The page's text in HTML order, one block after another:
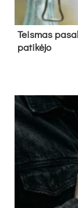
Teis­mas
pa­ti­kė­jo